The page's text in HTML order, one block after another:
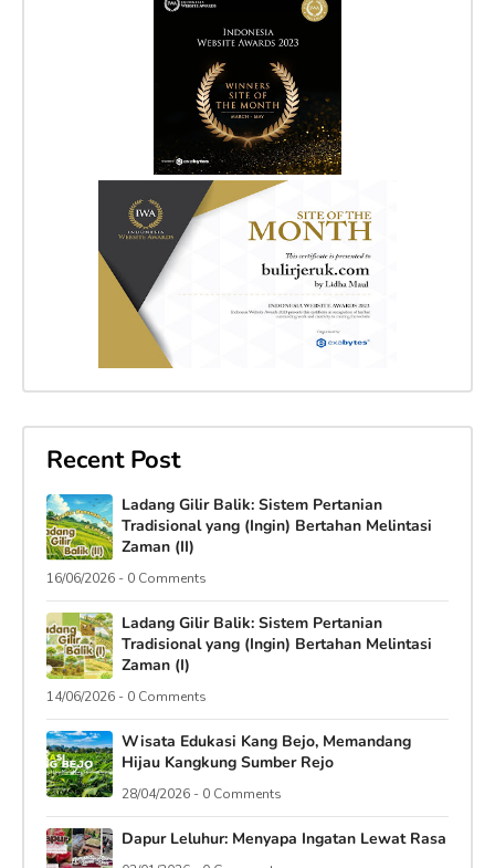
Recent Post
Ladang Gilir Balik: Sistem Pertanian
Tradisional yang (Ingin) Bertahan Melintasi
Zaman (II)
16/06/2026 - 0 Comments
Ladang Gilir Balik: Sistem Pertanian
Tradisional yang (Ingin) Bertahan Melintasi
Zaman (I)
14/06/2026 - 0 Comments
Wisata Edukasi Kang Bejo, Memandang
Hijau Kangkung Sumber Rejo
28/04/2026 - 0 Comments
Dapur Leluhur: Menyapa Ingatan Lewat Rasa